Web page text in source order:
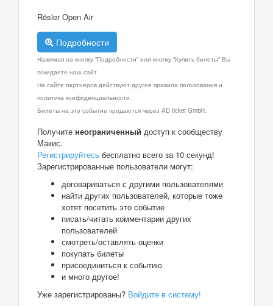
Rösler Open Air
Подробности
Нажимая на кнопку "Подробности" или кнопку "Купить билеты" Вы
покидаете наш сайт.
На сайте партнеров действуют другие правила пользования и
политика конфиденциальности.
Билеты на это событие продаются через AD ticket GmbH.
Получите неограниченный доступ к сообществу
Макис.
Регистрируйтесь бесплатно всего за 10 секунд!
Зарегистрированные пользователи могут:
договариваться с другими пользователями
найти других пользователей, которые тоже
хотят посетить это событие
писать/читать комментарии других
пользователей
смотреть/оставлять оценки
покупать билеты
присоединиться к событию
и много другое!
Уже зарегистрированы? Войдите в систему!